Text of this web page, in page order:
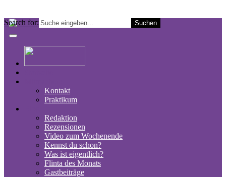
Search for:
Kontakt
Praktikum
Redaktion
Rezensionen
Video zum Wochenende
Kennst du schon?
Was ist eigentlich?
Flinta des Monats
Gastbeiträge